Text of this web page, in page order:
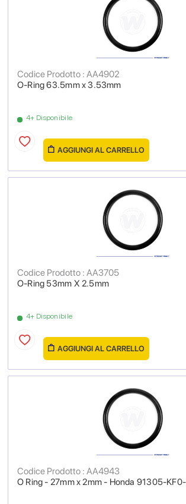
O-Ring 63.5mm x 3.53mm
Codice Prodotto : AA4902
4+ Disponibile
AGGIUNGI AL CARRELLO
O-Ring 53mm X 2.5mm
Codice Prodotto : AA3705
4+ Disponibile
AGGIUNGI AL CARRELLO
O Ring - 27mm x 2mm - Honda 91305-
Codice Prodotto : AA4943